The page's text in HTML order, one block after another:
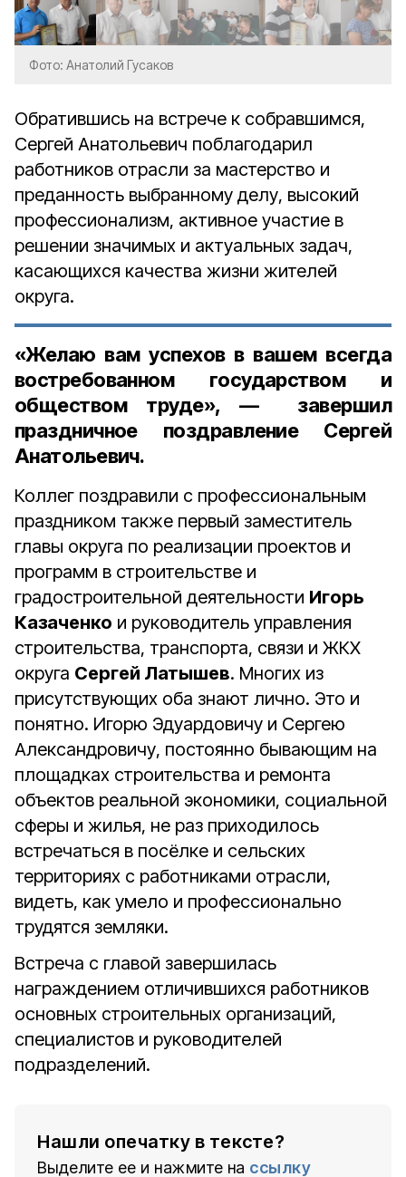
Фото: Анатолий Гусаков
Обратившись на встрече к собравшимся,
Сергей Анатольевич поблагодарил
работников отрасли за мастерство и
преданность выбранному делу, высокий
профессионализм, активное участие в
решении значимых и актуальных задач,
касающихся качества жизни жителей
округа.
«Желаю вам успехов в вашем всегда
востребованном государством и
обществом труде», — завершил
праздничное поздравление Сергей
Анатольевич.
Коллег поздравили с профессиональным
праздником также первый заместитель
главы округа по реализации проектов и
программ в строительстве и
градостроительной деятельности Игорь
Казаченко и руководитель управления
строительства, транспорта, связи и ЖКХ
округа Сергей Латышев. Многих из
присутствующих оба знают лично. Это и
понятно. Игорю Эдуардовичу и Сергею
Александровичу, постоянно бывающим на
площадках строительства и ремонта
объектов реальной экономики, социальной
сферы и жилья, не раз приходилось
встречаться в посёлке и сельских
территориях с работниками отрасли,
видеть, как умело и профессионально
трудятся земляки.
Встреча с главой завершилась
награждением отличившихся работников
основных строительных организаций,
специалистов и руководителей
подразделений.
Нашли опечатку в тексте?
Выделите ее и нажмите на ссылку